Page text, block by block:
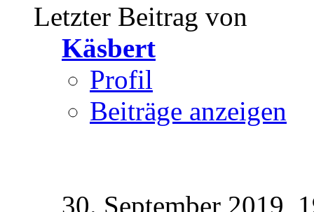
Letzter Beitrag von
Käsbert
Profil
Beiträge anzeigen
30. September 2019,